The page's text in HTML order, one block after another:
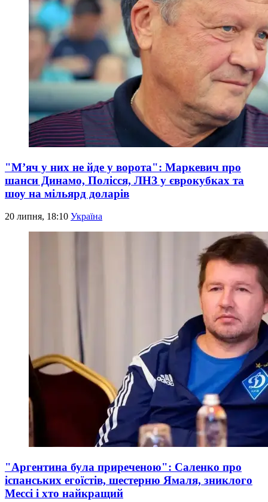
"М’яч у них не йде у ворота": Маркевич про
шанси Динамо, Полісся, ЛНЗ у єврокубках та
шоу на мільярд доларів
20 липня, 18:10 Україна
"Аргентина була приреченою": Саленко про
іспанських егоїстів, шестерню Ямаля, зниклого
Мессі і хто найкращий